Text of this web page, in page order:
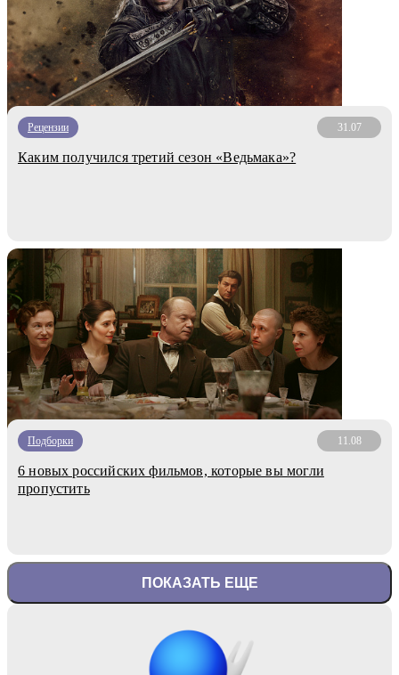
Рецензии 31.07
Каким получился третий сезон «Ведьмака»?
Подборки 11.08
6 новых российских фильмов, которые вы могли
пропустить
ПОКАЗАТЬ ЕЩЕ